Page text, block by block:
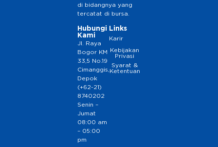
di bidangnya yang
tercatat di bursa.
Hubungi
Kami
Jl. Raya
Bogor KM
33,5 No.19
Cimanggis,
Depok
(+62-21)
8740202
Senin –
Jumat
08:00 am
– 05:00
pm
Links
Karir
Kebijakan
Privasi
Syarat &
Ketentuan